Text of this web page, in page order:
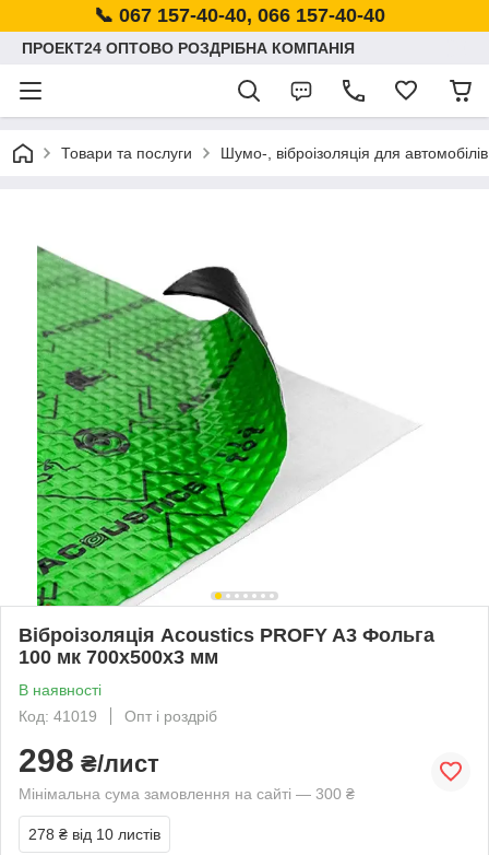
📞 067 157-40-40, 066 157-40-40
ПРОЕКТ24 ОПТОВО РОЗДРІБНА КОМПАНІЯ
Товари та послуги Шумо-, віброізоляція для автомобілів
Віброізоляція Acoustics PROFY A3 Фольга
100 мк 700x500х3 мм
В наявності
Код: 41019
Опт і роздріб
298 ₴/лист
Мінімальна сума замовлення на сайті — 300 ₴
278 ₴ від 10 листів